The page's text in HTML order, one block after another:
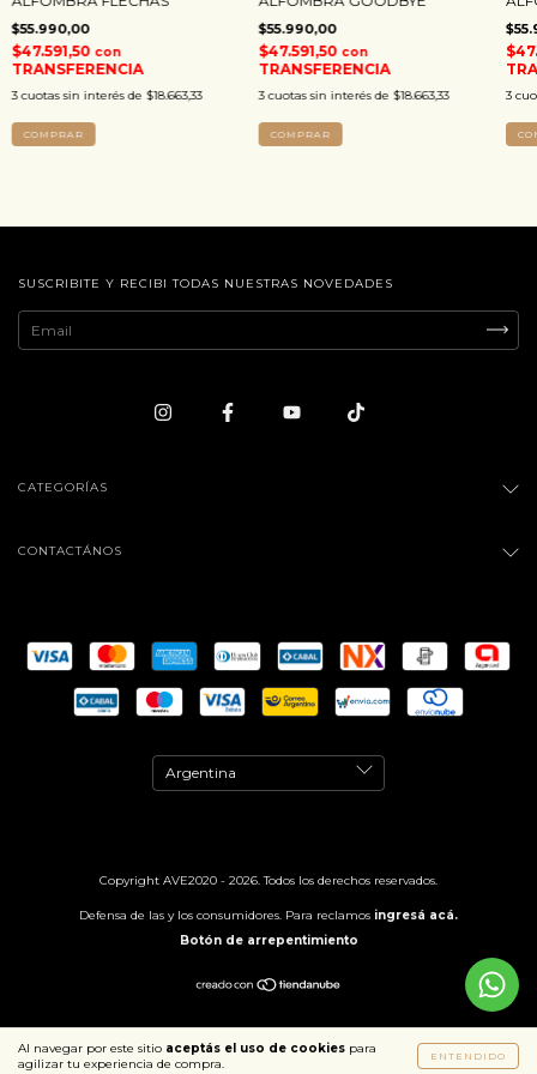
Al navegar por este sitio aceptás el uso de cookies para
agilizar tu experiencia de compra.
ENTENDIDO
$55.990,00
$47.591,50 con
TRANSFERENCIA
3 cuotas sin interés de $18.663,33
COMPRAR
$55.990,00
$47.591,50 con
TRANSFERENCIA
3 cuotas sin interés de $18.663,33
COMPRAR
3
SUSCRIBITE Y RECIBI TODAS NUESTRAS NOVEDADES
CATEGORÍAS
CONTACTÁNOS
Copyright AVE2020 - 2026. Todos los derechos reservados.
Defensa de las y los consumidores. Para reclamos ingresá acá.
Botón de arrepentimiento